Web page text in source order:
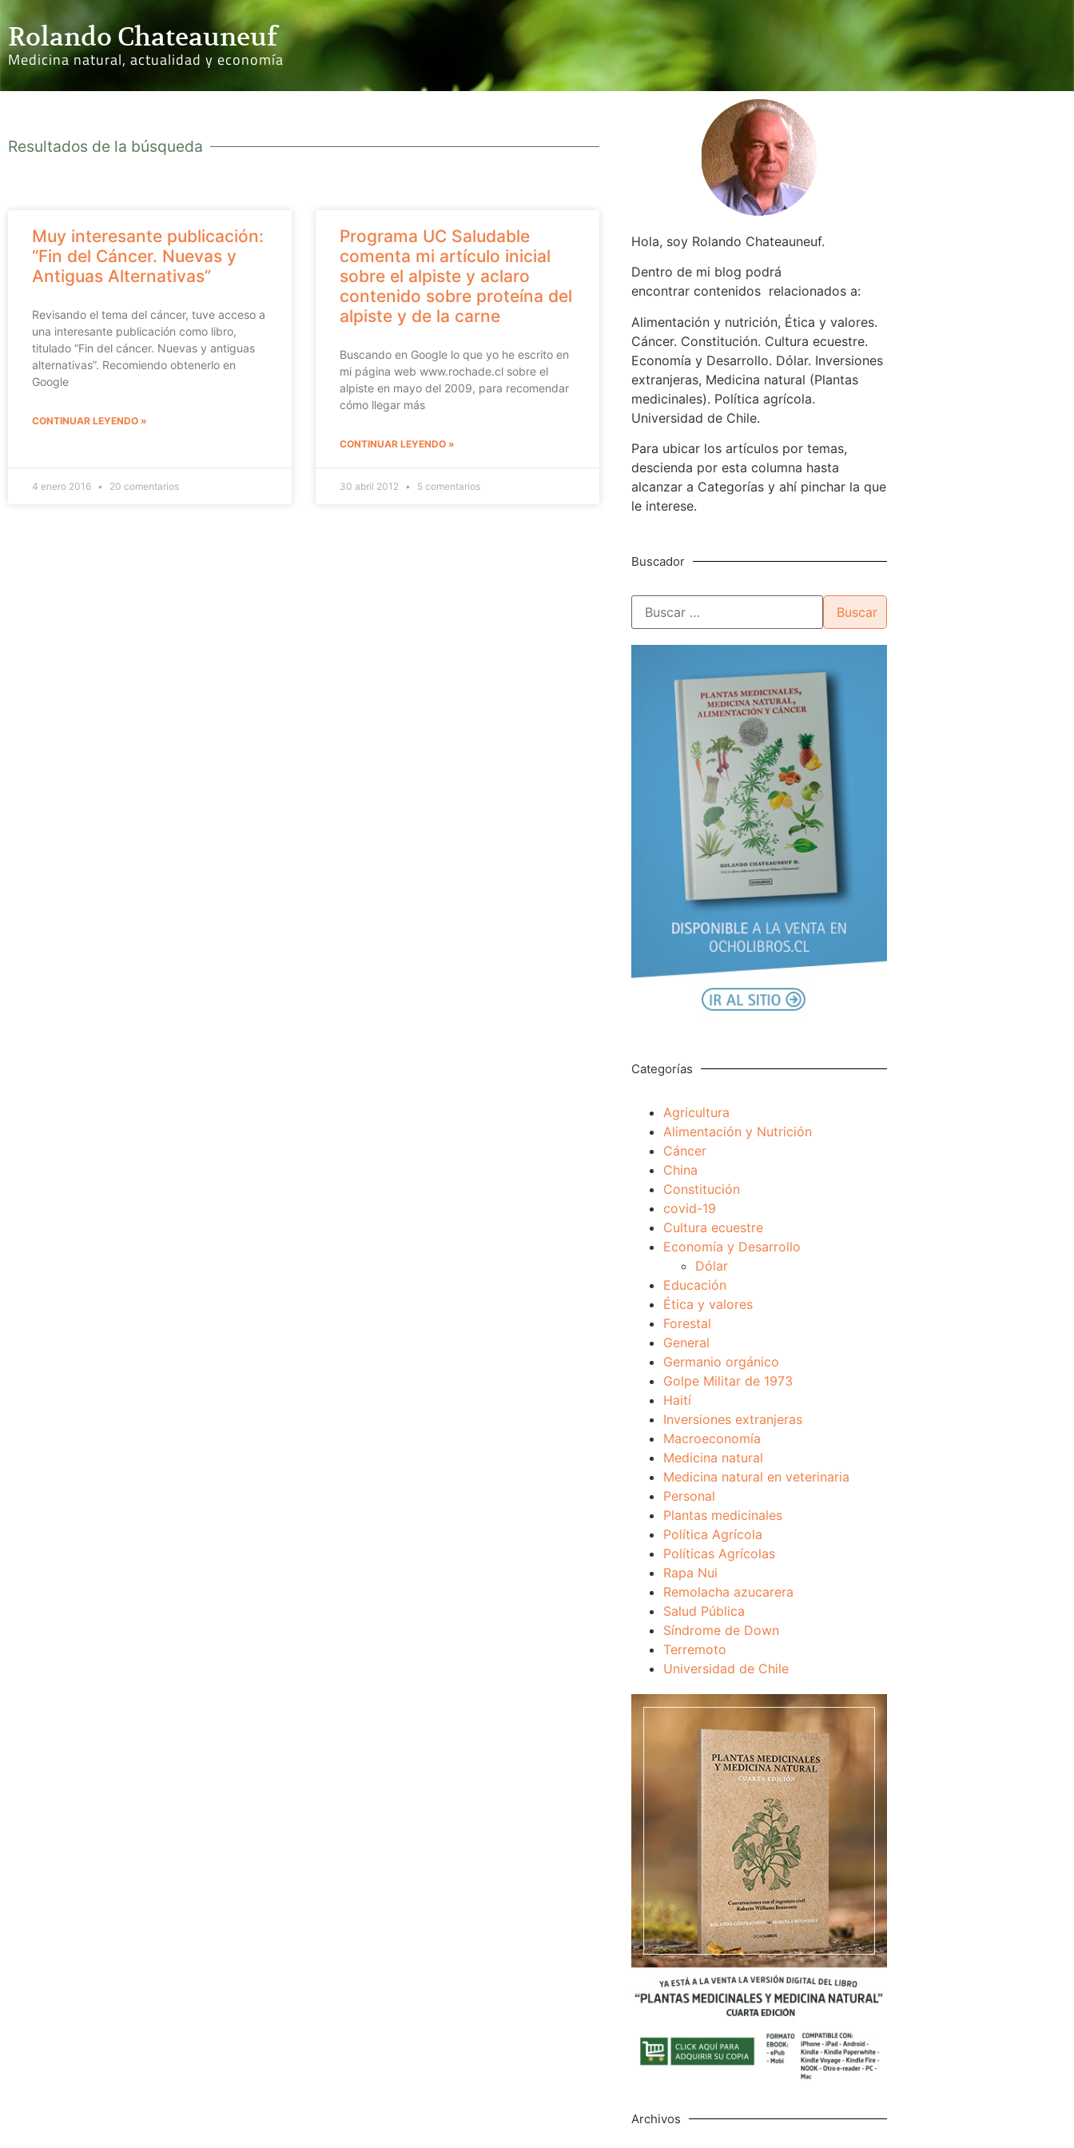
Rolando Chateauneuf
Medicina natural, actualidad y economía
Resultados de la búsqueda
Muy interesante publicación:
“Fin del Cáncer. Nuevas y
Antiguas Alternativas”
Revisando el tema del cáncer, tuve acceso a
una interesante publicación como libro,
titulado “Fin del cáncer. Nuevas y antiguas
alternativas”. Recomiendo obtenerlo en
Google
CONTINUAR LEYENDO »
4 enero 2016 20 comentarios
Programa UC Saludable
comenta mi artículo inicial
sobre el alpiste y aclaro
contenido sobre proteína del
alpiste y de la carne
Buscando en Google lo que yo he escrito en
mi página web www.rochade.cl sobre el
alpiste en mayo del 2009, para recomendar
cómo llegar más
CONTINUAR LEYENDO »
30 abril 2012 5 comentarios
Hola, soy Rolando Chateauneuf.
Dentro de mi blog podrá
encontrar contenidos relacionados a:
Alimentación y nutrición, Ética y valores.
Cáncer. Constitución. Cultura ecuestre.
Economía y Desarrollo. Dólar. Inversiones
extranjeras, Medicina natural (Plantas
medicinales). Política agrícola.
Universidad de Chile.
Para ubicar los artículos por temas,
descienda por esta columna hasta
alcanzar a Categorías y ahí pinchar la que
le interese.
Buscador
Categorías
Agricultura
Alimentación y Nutrición
Cáncer
China
Constitución
covid-19
Cultura ecuestre
Economía y Desarrollo
Dólar
Educación
Ética y valores
Forestal
General
Germanio orgánico
Golpe Militar de 1973
Haití
Inversiones extranjeras
Macroeconomía
Medicina natural
Medicina natural en veterinaria
Personal
Plantas medicinales
Política Agrícola
Políticas Agrícolas
Rapa Nui
Remolacha azucarera
Salud Pública
Síndrome de Down
Terremoto
Universidad de Chile
Archivos